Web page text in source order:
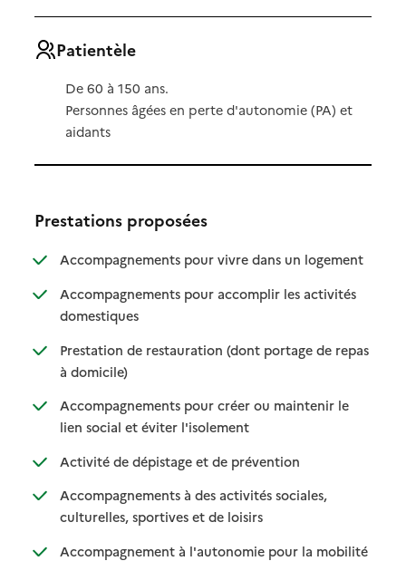
Patientèle
De 60 à 150 ans.
Personnes âgées en perte d'autonomie (PA) et
aidants
Prestations proposées
Accompagnements pour vivre dans un logement
:
: non
Accompagnements pour accomplir les activités
domestiques: disponible
: non disponible
Prestation de restauration (dont portage de repas
à domicile): disponible
: non disponible
Accompagnements pour créer ou maintenir le
lien social et éviter l'isolement: disponible
: non disponible
Activité de dépistage et de prévention: disponible
: non disponible
Accompagnements à des activités sociales,
culturelles, sportives et de loisirs: disponible
: non disponible
Accompagnement à l'autonomie pour la mobilité